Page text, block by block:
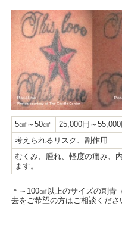
5㎠～50㎠
25,000円～
考えられるリスク、副作用
むくみ、腫れ、軽度の痛み、
ます。
＊～100㎠以上のサイズの刺青
去をご希望の方はご相談くださ